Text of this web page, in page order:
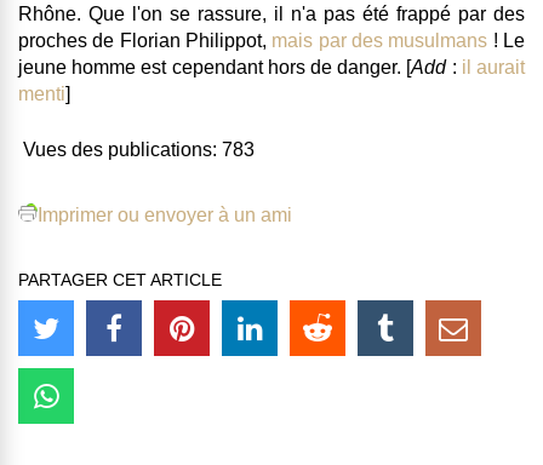
Rhône. Que l'on se rassure, il n'a pas été frappé par des
proches de Florian Philippot, mais par des musulmans ! Le
jeune homme est cependant hors de danger. [Add : il aurait
menti]
Vues des publications: 783
Imprimer ou envoyer à un ami
PARTAGER CET ARTICLE